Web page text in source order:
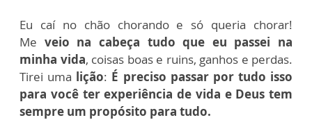
Eu caí no chão chorando e só queria chorar!
Me veio na cabeça tudo que eu passei na
minha vida, coisas boas e ruins, ganhos e perdas.
Tirei uma lição: É preciso passar por tudo isso
para você ter experiência de vida e Deus tem
sempre um propósito para tudo.